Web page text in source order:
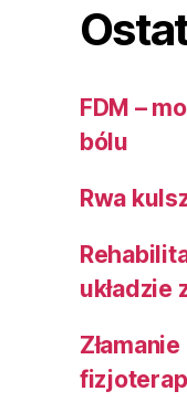
FDM –
bólu
Rwa
układzie